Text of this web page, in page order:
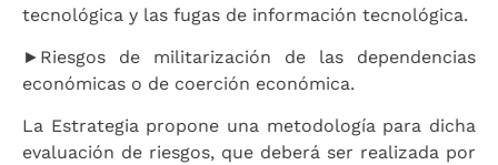
tecnológica y las fugas de información tecnológica.
►Riesgos de militarización de las dependencias
económicas o de coerción económica.
La Estrategia propone una metodología para dicha
evaluación de riesgos, que deberá ser realizada por